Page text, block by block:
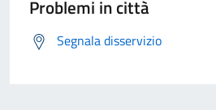
Problemi in città
Segnala disservizio